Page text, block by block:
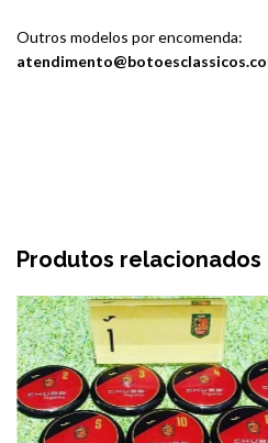
Outros modelos por encomenda:
Produtos relacionados